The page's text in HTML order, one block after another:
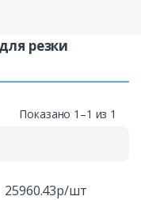
резки
Показано 1–1 из 1
25960.43р/шт